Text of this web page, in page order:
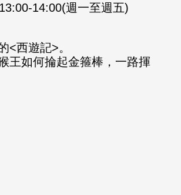
14:00(週一至週五)
<西遊記>。
王如何掄起金箍棒，一路揮